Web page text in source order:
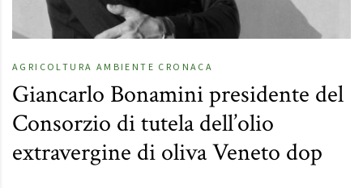
AGRICOLTURA AMBIENTE CRONACA
Giancarlo Bonamini presidente del
Consorzio di tutela dell’olio
extravergine di oliva Veneto dop